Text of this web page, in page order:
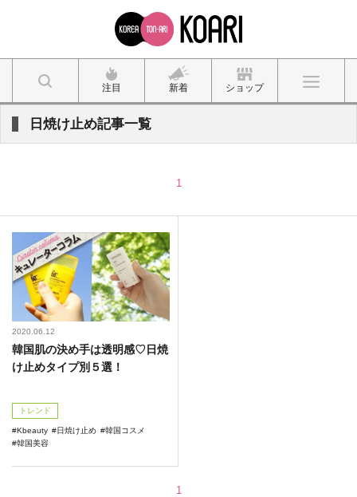
注目 新着 ショップ
日焼け止め記事一覧
1
2020.06.12
韓国肌の決め手は透明感♡日焼
け止めタイプ別５選！
トレンド
Kbeauty 日焼け止め
韓国コスメ
韓国美容
1